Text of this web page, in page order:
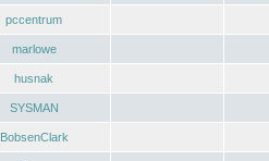
pccentrum
marlowe
husnak
SYSMAN
BobsenClark